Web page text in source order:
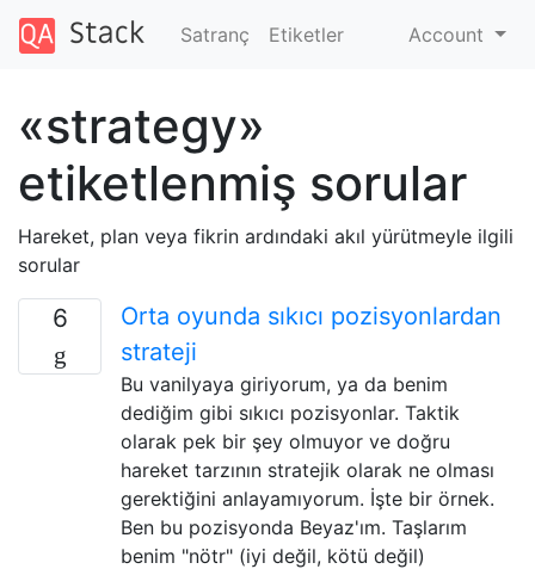
Satranç Etiketler Account
«strategy»
etiketlenmiş sorular
Hareket, plan veya fikrin ardındaki akıl yürütmeyle ilgili
sorular
6
Orta oyunda sıkıcı pozisyonlardan
strateji
Bu vanilyaya giriyorum, ya da benim
dediğim gibi sıkıcı pozisyonlar. Taktik
olarak pek bir şey olmuyor ve doğru
hareket tarzının stratejik olarak ne olması
gerektiğini anlayamıyorum. İşte bir örnek.
Ben bu pozisyonda Beyaz'ım. Taşlarım
benim "nötr" (iyi değil, kötü değil)